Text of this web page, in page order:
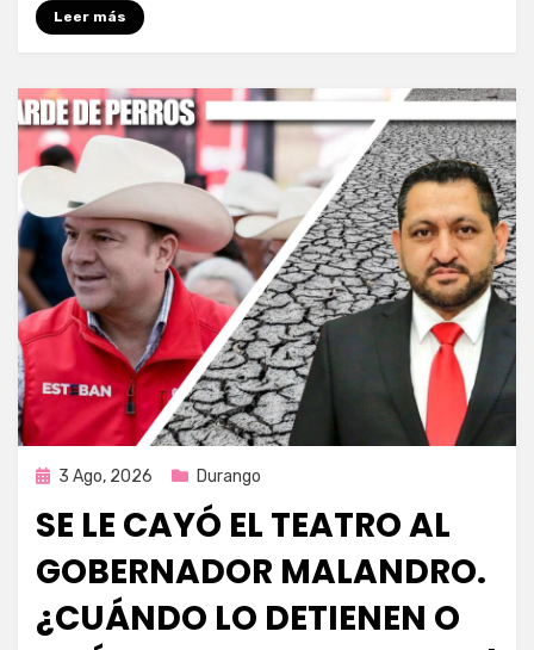
Leer más
Publicada
3 Ago, 2026 Durango
SE LE CAYÓ EL TEATRO AL
GOBERNADOR MALANDRO.
¿CUÁNDO LO DETIENEN O